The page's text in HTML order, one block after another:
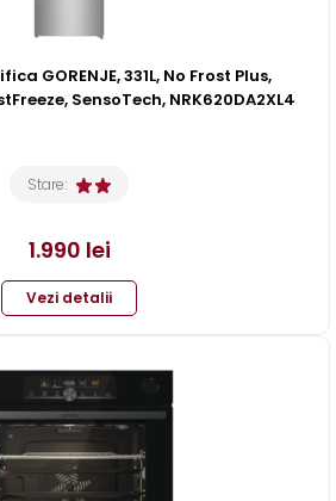
GORENJE, 331L, No Frost Plus,
SensoTech, NRK620DA2XL4
Stare:
1.990 lei
Vezi detalii